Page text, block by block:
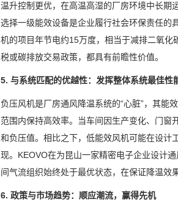
温升控制更优，在高温高湿的厂房环境中长期
选择一级能效设备是企业履行社会环保责任的
机的项目年节电约15万度，相当于减排二氧
税或碳排放交易政策，都具有前瞻性价值。
5. 与系统匹配的优越性：发挥整体系统最佳性
负压风机是厂房通风降温系统的“心脏”，其能
范围内保持高效率。当车间因生产变化、门窗
和负压值。相比之下，低能效风机可能在设计
现。KEOVO在为昆山一家精密电子企业设计
间气流组织始终处于最优状态，在保证降温效
6. 政策与市场趋势：顺应潮流，赢得先机